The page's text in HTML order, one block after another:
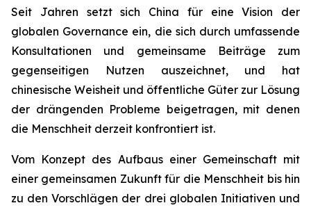
Seit Jahren setzt sich China für eine Vision der
globalen Governance ein, die sich durch umfassende
Konsultationen und gemeinsame Beiträge zum
gegenseitigen Nutzen auszeichnet, und hat
chinesische Weisheit und öffentliche Güter zur Lösung
der drängenden Probleme beigetragen, mit denen
die Menschheit derzeit konfrontiert ist.
Vom Konzept des Aufbaus einer Gemeinschaft mit
einer gemeinsamen Zukunft für die Menschheit bis hin
zu den Vorschlägen der drei globalen Initiativen und